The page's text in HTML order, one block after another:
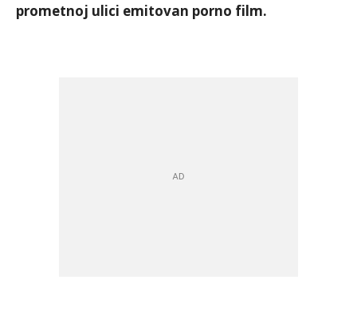
prometnoj ulici emitovan porno film.